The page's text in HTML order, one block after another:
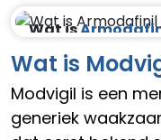
Wat is
Wat is
Modvigil is een
generiek